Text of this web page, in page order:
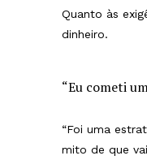
Quanto às
dinheiro.
“Eu cometi
“Foi uma
mito de que